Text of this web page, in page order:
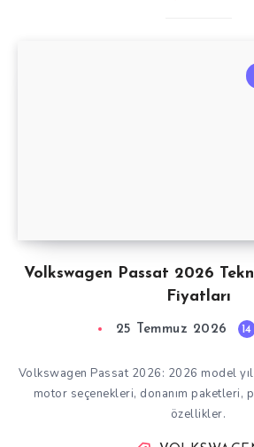
Volkswagen Passat 2026
Fiyatları
25 Temmuz 2026 14
Volkswagen Passat 2026: 2026 model
motor seçenekleri, donanım paketleri,
özellikler.